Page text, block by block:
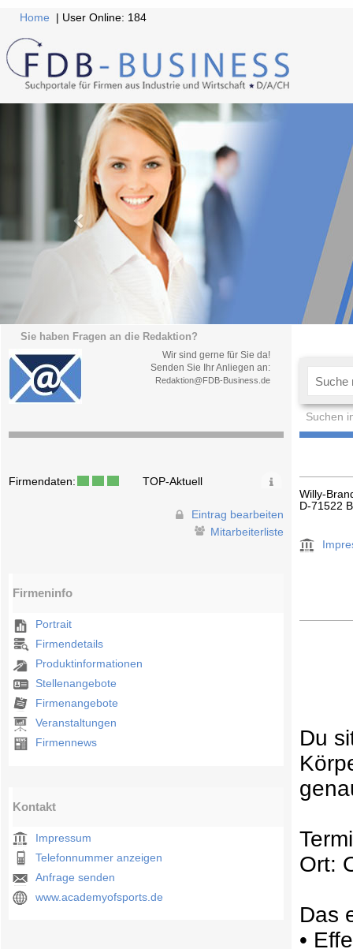
Home | User Online: 184
Sie haben Fragen an die Redaktion?
Wir sind gerne für Sie da!
Senden Sie Ihr Anliegen an:
Redaktion@FDB-Business.de
Suchen
Firmendaten: TOP-Aktuell
Eintrag bearbeiten
Mitarbeiterliste
Firmeninfo
Portrait
Firmendetails
Produktinformationen
Stellenangebote
Firmenangebote
Veranstaltungen
Firmennews
Kontakt
Impressum
Telefonnummer anzeigen
Anfrage senden
www.academyofsports.de
Willy-
D-71522
Du
Ort:
Das
•